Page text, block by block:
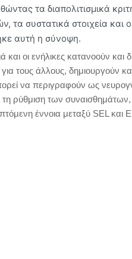
τα διαπολιτισμικά
συστατικά στοιχεία και
αυτή η σύνοψη.
οι ενήλικες κατανοούν και
τους άλλους, δημιουργούν
να περιγραφούν ως
ρύθμιση των συναισθημάτων,
έννοια μεταξύ SEL και